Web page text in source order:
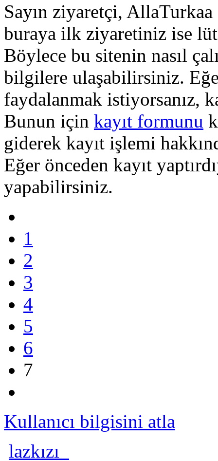
Sayın ziyaretçi,
buraya ilk ziyaretiniz ise
Böylece bu sitenin nasıl
bilgilere ulaşabilirsiniz.
faydalanmak istiyorsanız,
Bunun için kayıt formunu
giderek kayıt işlemi
Eğer önceden kayıt
yapabilirsiniz.
1
2
3
4
5
6
7
Kullanıcı bilgisini atla
lazkızı_